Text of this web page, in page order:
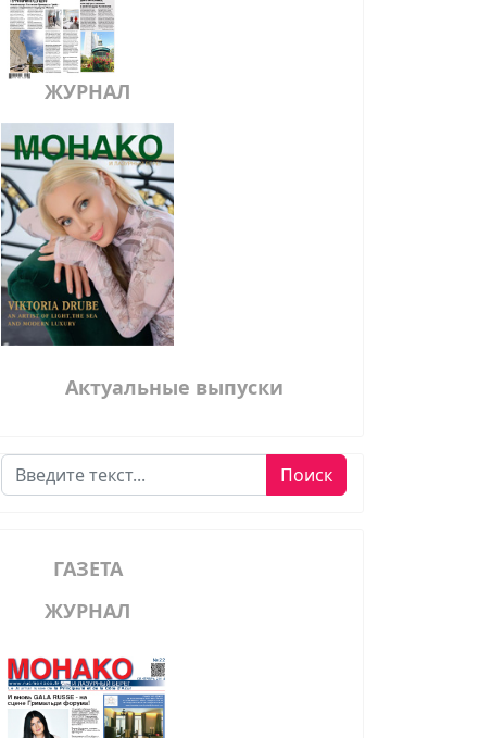
ЖУРНАЛ
Актуальные выпуски
Поиск Поиск
ГАЗЕТА
ЖУРНАЛ